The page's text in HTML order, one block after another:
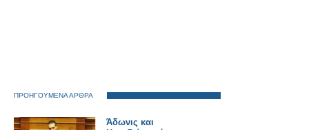
ΠΡΟΗΓΟΥΜΕΝΑ ΑΡΘΡΑ
Άδωνις και